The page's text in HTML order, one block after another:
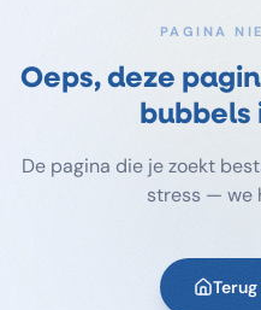
PAGINA
Oeps, deze
bubbels
De pagina die je zoekt
stress — we